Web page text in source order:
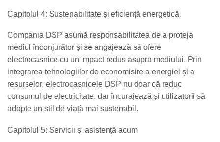
Capitolul 4: Sustenabilitate și eficiență energetică
Compania DSP asumă responsabilitatea de a proteja
mediul înconjurător și se angajează să ofere
electrocasnice cu un impact redus asupra mediului. Prin
integrarea tehnologiilor de economisire a energiei și a
resurselor, electrocasnicele DSP nu doar că reduc
consumul de electricitate, dar încurajează și utilizatorii să
adopte un stil de viață mai sustenabil.
Capitolul 5: Servicii și asistență acum